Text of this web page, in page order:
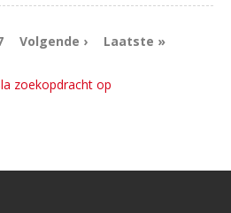
Volgende › Laatste »
zoekopdracht op